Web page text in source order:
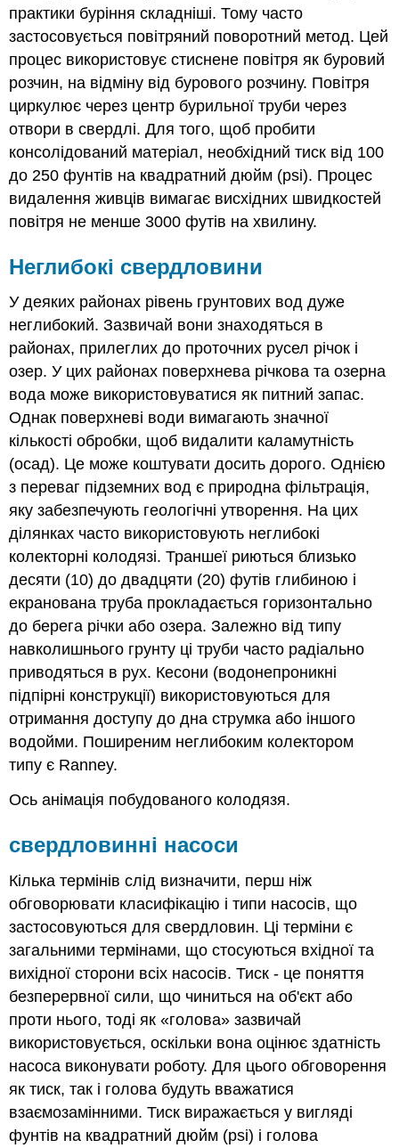
практики буріння складніші. Тому часто
застосовується повітряний поворотний метод. Цей
процес використовує стиснене повітря як буровий
розчин, на відміну від бурового розчину. Повітря
циркулює через центр бурильної труби через
отвори в свердлі. Для того, щоб пробити
консолідований матеріал, необхідний тиск від 100
до 250 фунтів на квадратний дюйм (psi). Процес
видалення живців вимагає висхідних швидкостей
повітря не менше 3000 футів на хвилину.
Неглибокі свердловини
У деяких районах рівень грунтових вод дуже
неглибокий. Зазвичай вони знаходяться в
районах, прилеглих до проточних русел річок і
озер. У цих районах поверхнева річкова та озерна
вода може використовуватися як питний запас.
Однак поверхневі води вимагають значної
кількості обробки, щоб видалити каламутність
(осад). Це може коштувати досить дорого. Однією
з переваг підземних вод є природна фільтрація,
яку забезпечують геологічні утворення. На цих
ділянках часто використовують неглибокі
колекторні колодязі. Траншеї риються близько
десяти (10) до двадцяти (20) футів глибиною і
екранована труба прокладається горизонтально
до берега річки або озера. Залежно від типу
навколишнього грунту ці труби часто радіально
приводяться в рух. Кесони (водонепроникні
підпірні конструкції) використовуються для
отримання доступу до дна струмка або іншого
водойми. Поширеним неглибоким колектором
типу є Ranney.
Ось анімація побудованого колодязя.
свердловинні насоси
Кілька термінів слід визначити, перш ніж
обговорювати класифікацію і типи насосів, що
застосовуються для свердловин. Ці терміни є
загальними термінами, що стосуються вхідної та
вихідної сторони всіх насосів. Тиск - це поняття
безперервної сили, що чиниться на об'єкт або
проти нього, тоді як «голова» зазвичай
використовується, оскільки вона оцінює здатність
насоса виконувати роботу. Для цього обговорення
як тиск, так і голова будуть вважатися
взаємозамінними. Тиск виражається у вигляді
фунтів на квадратний дюйм (psi) і голова